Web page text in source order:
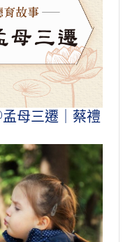
母三遷｜蔡禮